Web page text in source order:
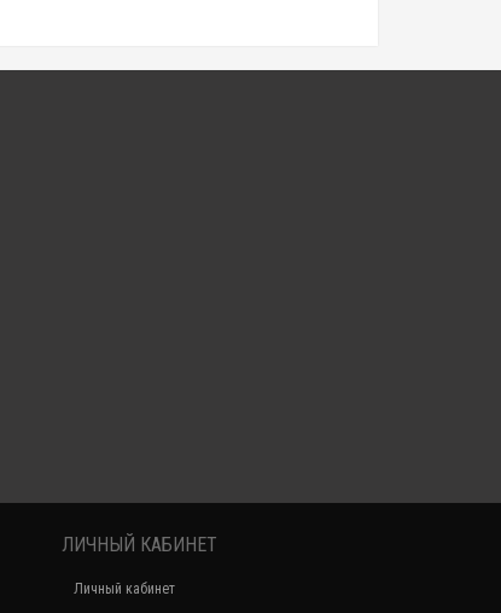
ЛИЧНЫЙ КАБИНЕТ
Личный кабинет